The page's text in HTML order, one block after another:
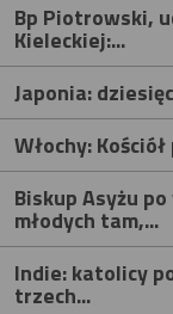
Bp Piotrowski,
Kieleckiej:...
Japonia:
Włochy:
Biskup Asyżu
młodych tam,...
Indie: katolicy
trzech...